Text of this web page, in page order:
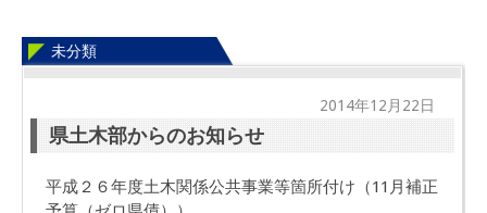
未分類
2014年12月22日
県土木部からのお知らせ
平成２６年度土木関係公共事業等箇所付け（11月補正